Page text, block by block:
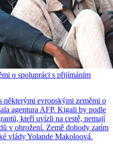
o spolupráci s přijímáním
některými evropskými zeměmi o
agentura AFP. Kigali by podle
kteří uvízli na cestě, nemají
v ohrožení. Země dohody zatím
vlády Yolande Makoloová.